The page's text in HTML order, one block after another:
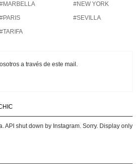
#MARBELLA
#NEW YORK
#PARIS
#SEVILLA
#TARIFA
a través de este mail.
API shut down by Instagram. Sorry. Display only